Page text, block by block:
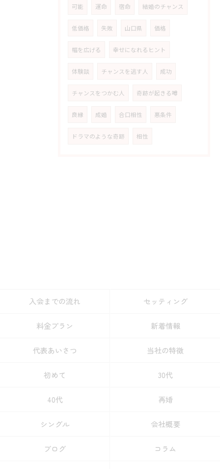
可能 運命 宿命 結婚のチャンス
低価格 失敗 山口県 価格
幅を広げる 幸せになれるヒント
体験談 チャンスを逃す人 成功
チャンスをつかむ人 奇跡が起きる噂
良縁 成婚 合口相性 悪条件
ドラマのような奇跡 相性
入会までの流れ セッティング
料金プラン 新着情報
代表あいさつ 当社の特徴
初めて 30代
40代 再婚
シングル 会社概要
ブログ コラム